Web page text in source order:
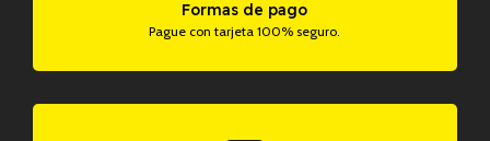
Formas de pago
Pague con tarjeta 100% seguro.